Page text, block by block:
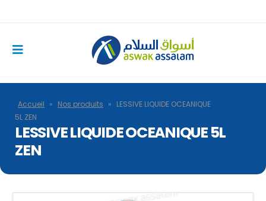
Accueil » Nos produits » LESSIVE LIQUIDE OCEANIQUE
5L ZEN
LESSIVE LIQUIDE OCEANIQUE 5L
ZEN